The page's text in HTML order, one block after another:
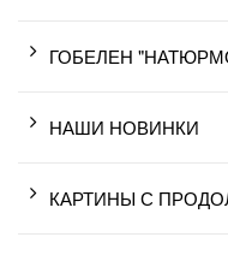
ГОБЕЛЕН
НАШИ НОВИНКИ
КАРТИНЫ С